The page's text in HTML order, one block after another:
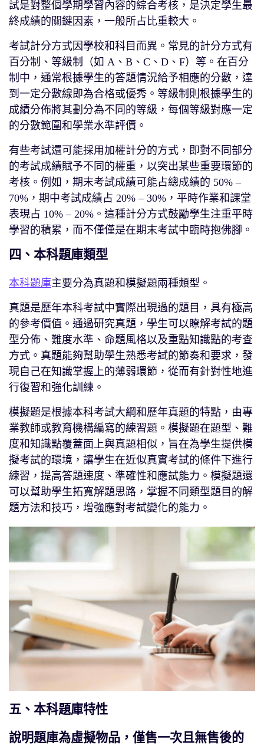
試是對整個學期學習內容的綜合考核，是決定學生最
終成績的關鍵因素，一般所占比重較大。
考試計分方式因學校和科目而異。常見的計分方式有
百分制、等級制（如 A、B、C、D、F）等。在百分
制中，通常根據學生的答題情況給予相應的分數，達
到一定分數線即為合格或優秀。等級制則根據學生的
成績分佈將其劃分為不同的等級，每個等級對應一定
的分數範圍和學業水準評價。
有些考試還可能採用加權計分的方式，即對不同部分
的考試成績賦予不同的權重，以突出某些重要環節的
考核。例如，期末考試成績可能占總成績的 50% –
70%，期中考試成績占 20% – 30%，平時作業和課堂
表現占 10% – 20%。這種計分方式鼓勵學生注重平時
學習的積累，而不僅僅是在期末考試中臨時抱佛腳。
四、本科題庫類型
本科題庫主要分為真題和模擬題兩種類型。
真題是歷年本科考試中實際出現過的題目，具有極高
的參考價值。通過研究真題，學生可以瞭解考試的題
型分佈、難度水準、命題風格以及重點知識點的考查
方式。真題能夠幫助學生熟悉考試的節奏和要求，發
現自己在知識掌握上的薄弱環節，從而有針對性地進
行復習和強化訓練。
模擬題是根據本科考試大綱和歷年真題的特點，由專
業教師或教育機構編寫的練習題。模擬題在題型、難
度和知識點覆蓋面上與真題相似，旨在為學生提供模
擬考試的環境，讓學生在近似真實考試的條件下進行
練習，提高答題速度、準確性和應試能力。模擬題還
可以幫助學生拓寬解題思路，掌握不同類型題目的解
題方法和技巧，增強應對考試變化的能力。
五、本科題庫特性
說明題庫為虛擬物品，僅售一次且無售後的